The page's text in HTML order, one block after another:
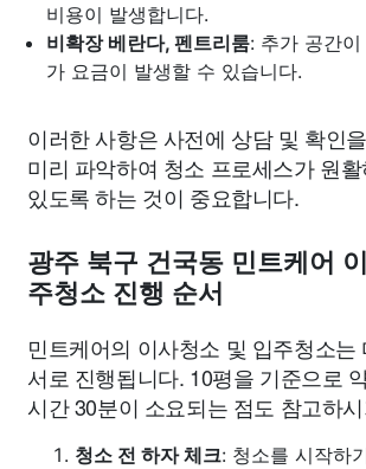
비용이 발생합니다.
비확장 베란다, 펜트리룸: 추가 공간
가 요금이 발생할 수 있습니다.
이러한 사항은 사전에 상담 및 확인
미리 파악하여 청소 프로세스가 원
있도록 하는 것이 중요합니다.
광주 북구 건국동 민트케어
주청소 진행 순서
민트케어의 이사청소 및 입주청소는
서로 진행됩니다. 10평을 기준으로
시간 30분이 소요되는 점도 참고하
청소 전 하자 체크: 청소를 시작하